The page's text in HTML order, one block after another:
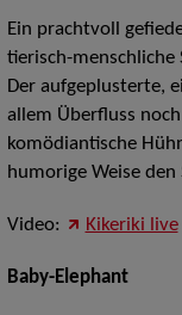
Ein prachtvoll
tierisch-menschliche
Der aufgeplusterte,
allem Überfluss
komödiantische
humorige Weise den
Video: Kikeriki live
Baby-Elephant